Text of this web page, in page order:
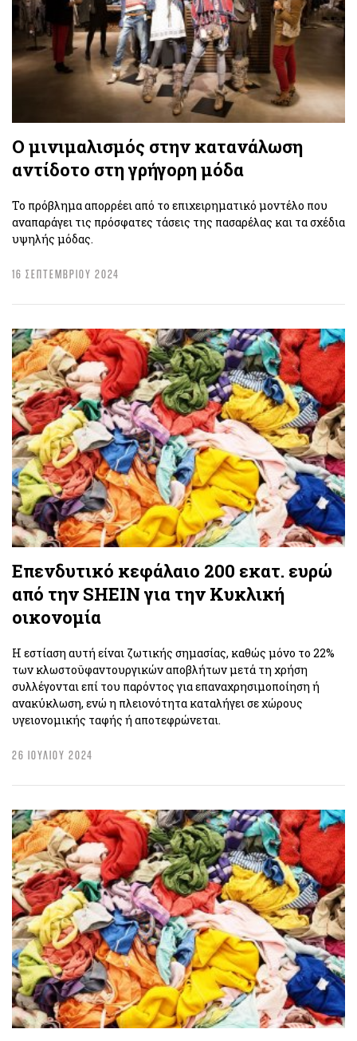
Ο μινιμαλισμός στην κατανάλωση
αντίδοτο στη γρήγορη μόδα
Το πρόβλημα απορρέει από το επιχειρηματικό μοντέλο που
αναπαράγει τις πρόσφατες τάσεις της πασαρέλας και τα σχέδια
υψηλής μόδας.
16 ΣΕΠΤΕΜΒΡΙΟΥ 2024
Επενδυτικό κεφάλαιο 200 εκατ. ευρώ
από την SHEIN για την Κυκλική
οικονομία
Η εστίαση αυτή είναι ζωτικής σημασίας, καθώς μόνο το 22%
των κλωστοϋφαντουργικών αποβλήτων μετά τη χρήση
συλλέγονται επί του παρόντος για επαναχρησιμοποίηση ή
ανακύκλωση, ενώ η πλειονότητα καταλήγει σε χώρους
υγειονομικής ταφής ή αποτεφρώνεται.
26 ΙΟΥΛΙΟΥ 2024